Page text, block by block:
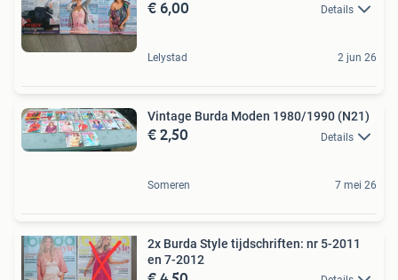
€ 6,00 Details
Lelystad 2 jun 26
Vintage Burda Moden 1980/1990 (N21)
€ 2,50 Details
Someren 7 mei 26
2x Burda Style tijdschriften: nr 5-2011
en 7-2012